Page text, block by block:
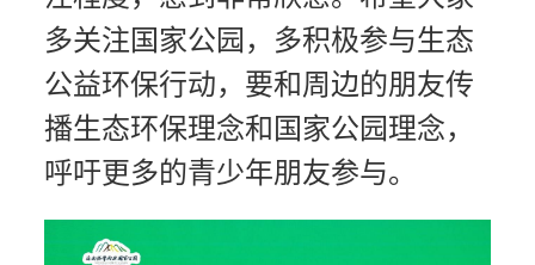
多关注国家公园，多积极参与生态
公益环保行动，要和周边的朋友传
播生态环保理念和国家公园理念，
呼吁更多的青少年朋友参与。